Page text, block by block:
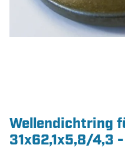
Wellendichtring
31x62,1x5,8/4,3 -